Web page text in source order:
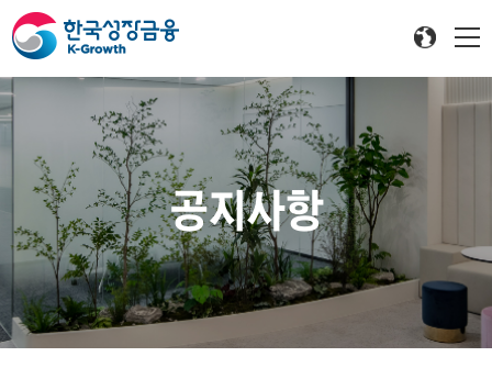
공지사항